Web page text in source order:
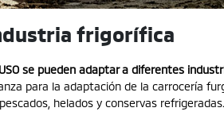
frigorífica
se pueden adaptar a diferentes
para la adaptación de la carrocería
helados y conservas refrigeradas.